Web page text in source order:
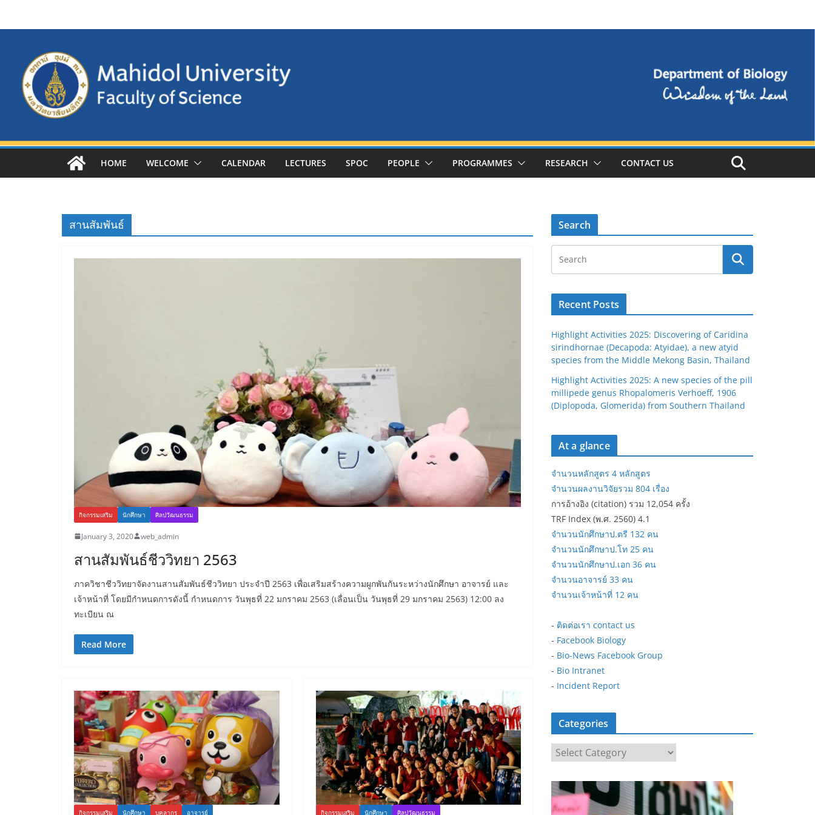
HOME WELCOME CALENDAR LECTURES SPOC PEOPLE PROGRAMMES RESEARCH CONTACT US
สานสัมพันธ์
กิจกรรมเสริม นักศึกษา ศิลปวัฒนธรรม
January 3, 2020 web_admin
สานสัมพันธ์ชีววิทยา 2563
ภาควิชาชีววิทยาจัดงานสานสัมพันธ์ชีววิทยา ประจำปี 2563 เพื่อเสริมสร้างความผูกพันกันระหว่างนักศึกษา อาจารย์ และ
เจ้าหน้าที่ โดยมีกำหนดการดังนี้ กำหนดการ วันพุธที่ 22 มกราคม 2563 (เลื่อนเป็น วันพุธที่ 29 มกราคม 2563) 12:00 ลง
ทะเบียน ณ
Read More
กิจกรรมเสริม นักศึกษา บุคลากร อาจารย์ กิจกรรมเสริม นักศึกษา ศิลปวัฒนธรรม
Search
Recent Posts
Highlight Activities 2025: Discovering of Caridina
sirindhornae (Decapoda: Atyidae), a new atyid
species from the Middle Mekong Basin, Thailand
Highlight Activities 2025: A new species of the pill
millipede genus Rhopalomeris Verhoeff, 1906
(Diplopoda, Glomerida) from Southern Thailand
At a glance
จำนวนหลักสูตร 4 หลักสูตร
จำนวนผลงานวิจัยรวม 804 เรื่อง
การอ้างอิง (citation) รวม 12,054 ครั้ง
TRF Index (พ.ศ. 2560) 4.1
จำนวนนักศึกษาป.ตรี 132 คน
จำนวนนักศึกษาป.โท 25 คน
จำนวนนักศึกษาป.เอก 36 คน
จำนวนอาจารย์ 33 คน
จำนวนเจ้าหน้าที่ 12 คน
- ติดต่อเรา contact us
- Facebook Biology
- Bio-News Facebook Group
- Bio Intranet
- Incident Report
Categories
a
t
e
g